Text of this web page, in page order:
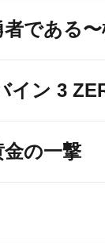
である
イン 3
の一撃